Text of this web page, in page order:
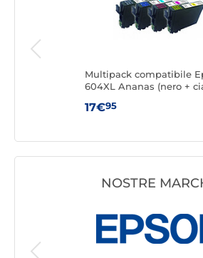
Multipack compatibile
604XL Ananas (nero +
17€95
NOSTRE